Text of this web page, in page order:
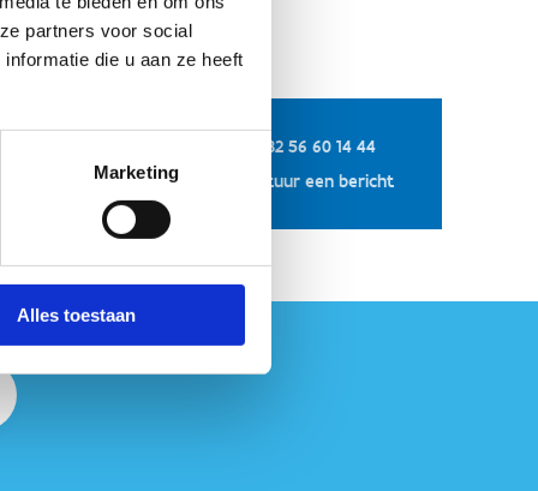
partners voor social
die u aan ze heeft
Marketing
Alles toestaan
+32 56 60 14 44
Stuur een bericht